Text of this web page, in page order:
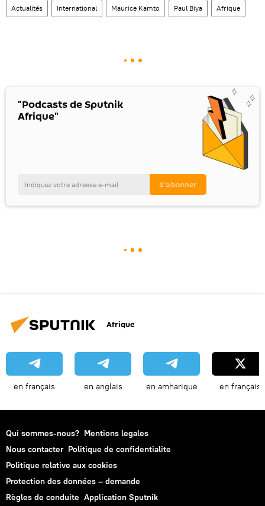
Actualités International Maurice Kamto Paul Biya Afrique
"Podcasts de Sputnik
Afrique"
Afrique
en français en anglais en amharique en français
Qui sommes-nous? Mentions legales
Nous contacter Politique de confidentialite
Politique relative aux cookies
Protection des données – demande
Règles de conduite Application Sputnik